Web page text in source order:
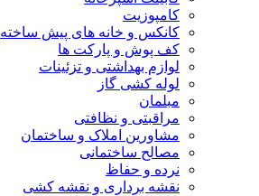
کامپوزیت
کانکس و خانه های پیش ساخته
کف پوش و پارکت ها
لوازم بهداشتی و تزئینات
لوله کشی گاز
مبلمان
مراقبتی و نظافتی
مشاورین املاک و ساختمان
مصالح ساختمانی
نرده و حفاظ
نقشه برداری و نقشه کشی